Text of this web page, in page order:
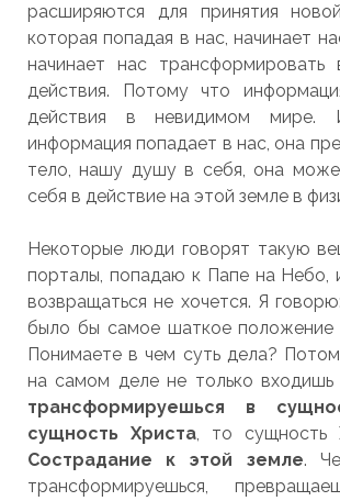
расширяются для принятия
которая попадая в нас, начинает
начинает нас
действия. Потому что
действия в невидимом мире.
информация попадает в нас, она
тело, нашу душу в себя, она
себя в действие на этой земле в
Некоторые люди говорят такую
порталы, попадаю к Папе на Небо,
возвращаться не хочется. Я
было бы самое шаткое положение
Понимаете в чем суть дела?
на самом деле не только
трансформируешься в
сущность Христа, то сущность
Сострадание к этой земле.
трансформируешься,